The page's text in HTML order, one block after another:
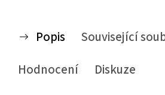
Popis
Související
Hodnocení
Diskuze